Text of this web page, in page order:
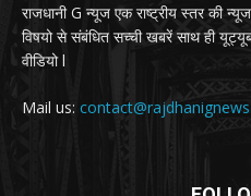
राजधानी G न्यूज एक राष्ट्रीय स्तर की
विषयो से संबंधित सच्ची खबरें साथ ही
वीडियो l
Mail us: